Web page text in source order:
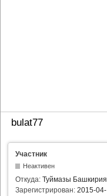
bulat77
Участник
Неактивен
Откуда: Туймазы Башкирия
Зарегистрирован: 2015-04-